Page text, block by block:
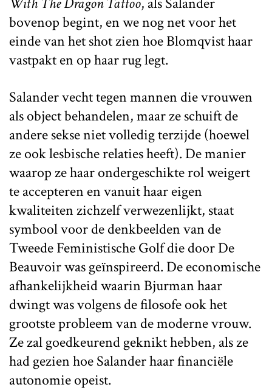
bovenop begint, en we nog net voor het
einde van het shot zien hoe Blomqvist haar
vastpakt en op haar rug legt.
Salander vecht tegen mannen die vrouwen
als object behandelen, maar ze schuift de
andere sekse niet volledig terzijde (hoewel
ze ook lesbische relaties heeft). De manier
waarop ze haar ondergeschikte rol weigert
te accepteren en vanuit haar eigen
kwaliteiten zichzelf verwezenlijkt, staat
symbool voor de denkbeelden van de
Tweede Feministische Golf die door De
Beauvoir was geïnspireerd. De economische
afhankelijkheid waarin Bjurman haar
dwingt was volgens de filosofe ook het
grootste probleem van de moderne vrouw.
Ze zal goedkeurend geknikt hebben, als ze
had gezien hoe Salander haar financiële
autonomie opeist.